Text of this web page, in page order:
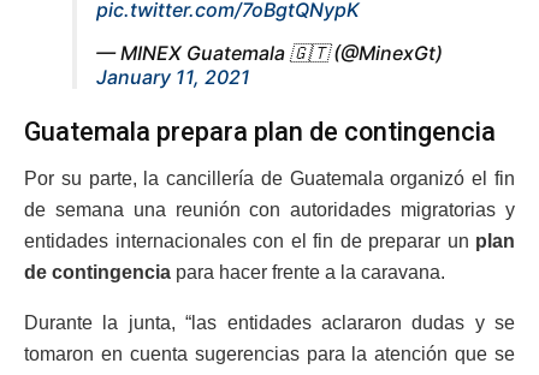
pic.twitter.com/7oBgtQNypK
— MINEX Guatemala 🇬🇹 (@MinexGt)
January 11, 2021
Guatemala prepara plan de contingencia
Por su parte, la cancillería de Guatemala organizó el fin
de semana una reunión con autoridades migratorias y
entidades internacionales con el fin de preparar un plan
de contingencia para hacer frente a la caravana.
Durante la junta, “las entidades aclararon dudas y se
tomaron en cuenta sugerencias para la atención que se